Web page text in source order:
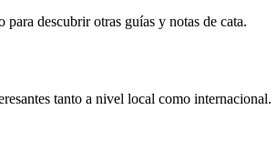
descubrir otras guías y notas de cata.
tanto a nivel local como internacional.